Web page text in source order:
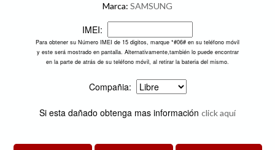
Marca: SAMSUNG
IMEI:
Para obtener su Número IMEI de 15 digitos, marque *#06# en su teléfono móvil
y este será mostrado en pantalla. Alternativamente,también lo puede encontrar
en la parte de atrás de su teléfono móvil, al retirar la bateria del mismo.
Compañia:
Si esta dañado obtenga mas información click aquí